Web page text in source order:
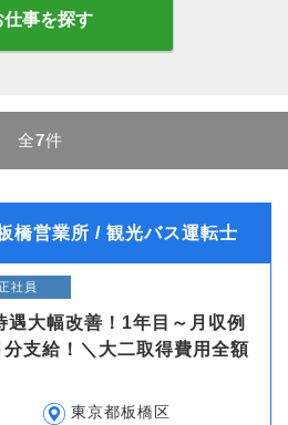
仕事を探す
全7件
橋営業所 / 観光バス運転士
社員
遇大幅改善！1年目～月収例
支給！＼大二取得費用全額
東京都板橋区